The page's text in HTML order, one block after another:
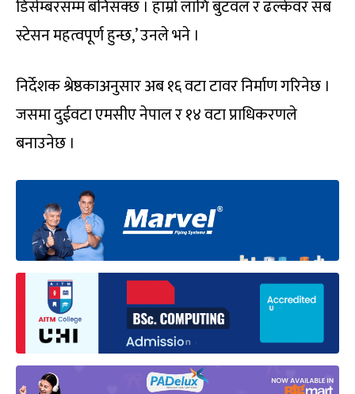
डिसेम्बरसम्म बनिसक्छ । हाम्रो लागि बुटवल र ढल्केवर सब
स्टेसन महत्वपूर्ण हुन्छ,’ उनले भने ।
निर्देशक श्रेष्ठकाअनुसार अब १६ वटा टावर निर्माण गरिनेछ ।
जसमा दुईवटा एमसीए नेपाल र १४ वटा प्राधिकरणले
बनाउनेछ ।